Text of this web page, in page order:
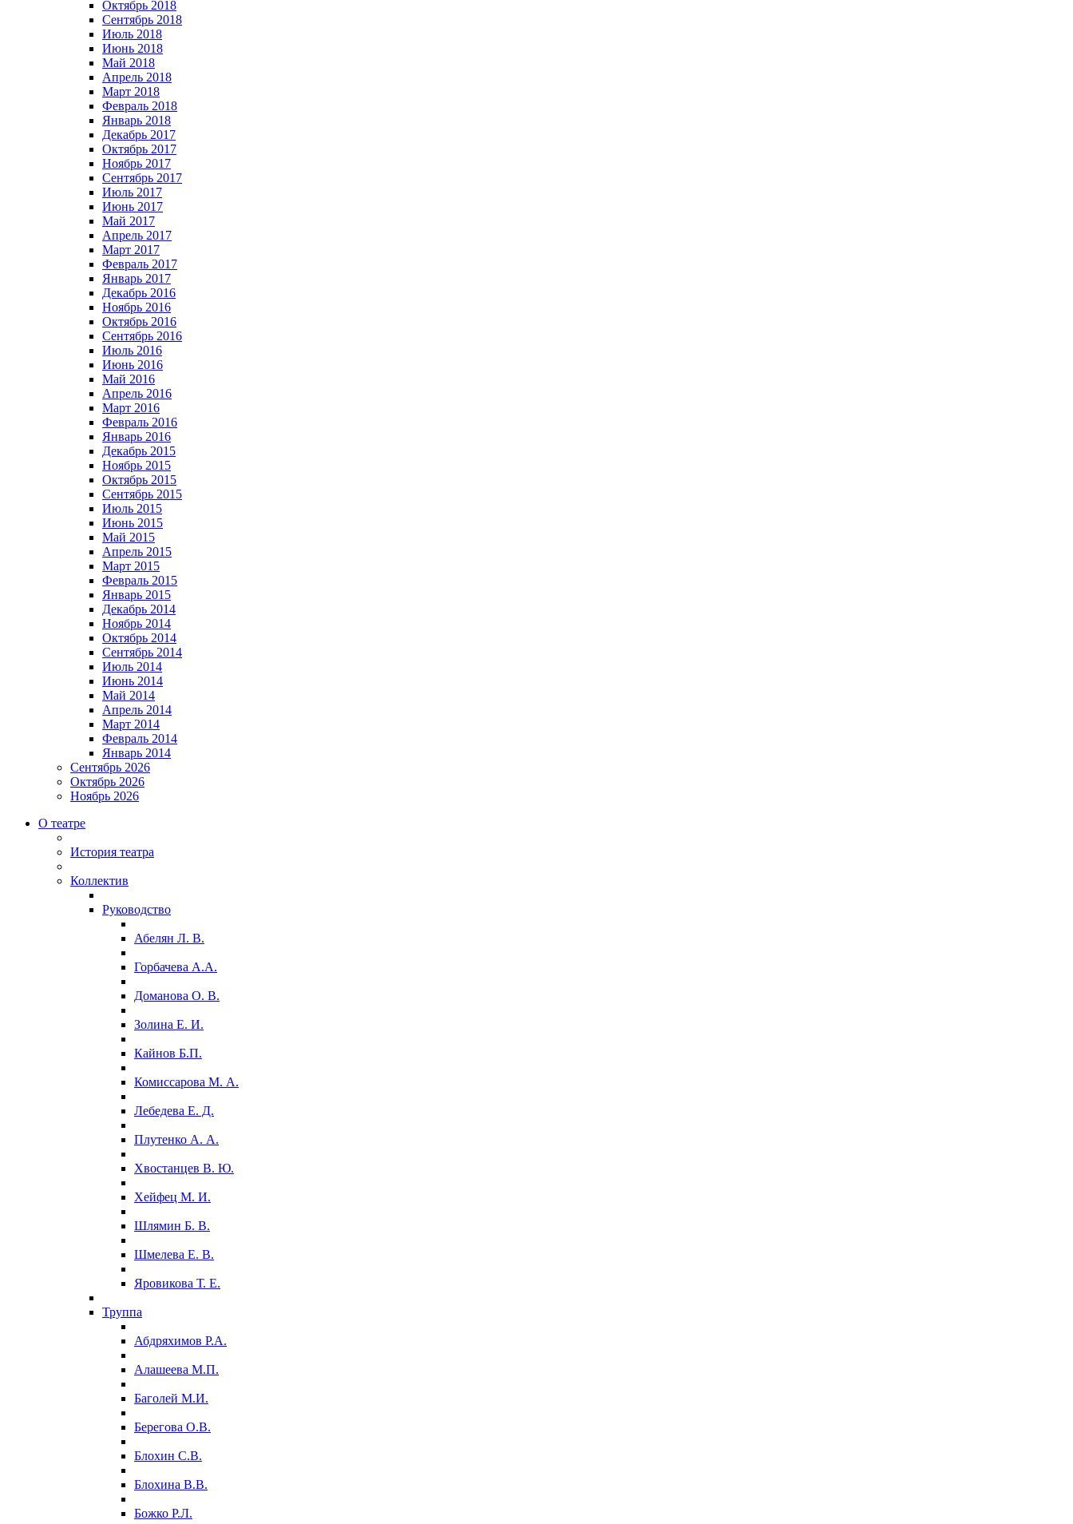
Октябрь 2018
Сентябрь 2018
Июль 2018
Июнь 2018
Май 2018
Апрель 2018
Март 2018
Февраль 2018
Январь 2018
Декабрь 2017
Октябрь 2017
Ноябрь 2017
Сентябрь 2017
Июль 2017
Июнь 2017
Май 2017
Апрель 2017
Март 2017
Февраль 2017
Январь 2017
Декабрь 2016
Ноябрь 2016
Октябрь 2016
Сентябрь 2016
Июль 2016
Июнь 2016
Май 2016
Апрель 2016
Март 2016
Февраль 2016
Январь 2016
Декабрь 2015
Ноябрь 2015
Октябрь 2015
Сентябрь 2015
Июль 2015
Июнь 2015
Май 2015
Апрель 2015
Март 2015
Февраль 2015
Январь 2015
Декабрь 2014
Ноябрь 2014
Октябрь 2014
Сентябрь 2014
Июль 2014
Июнь 2014
Май 2014
Апрель 2014
Март 2014
Февраль 2014
Январь 2014
Сентябрь 2026
Октябрь 2026
Ноябрь 2026
О театре
История театра
Коллектив
Руководство
Абелян Л. В.
Горбачева А.А.
Доманова О. В.
Золина Е. И.
Кайнов Б.П.
Комиссарова М. А.
Лебедева Е. Д.
Плутенко А. А.
Хвостанцев В. Ю.
Хейфец М. И.
Шлямин Б. В.
Шмелева Е. В.
Яровикова Т. Е.
Труппа
Абдряхимов Р.А.
Алашеева М.П.
Баголей М.И.
Берегова О.В.
Блохин С.В.
Блохина В.В.
Божко Р.Л.